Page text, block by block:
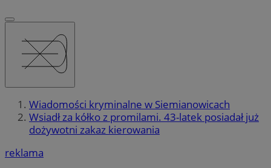
Wiadomości kryminalne w Siemianowicach
Wsiadł za kółko z promilami. 43-latek posiadał już
dożywotni zakaz kierowania
reklama